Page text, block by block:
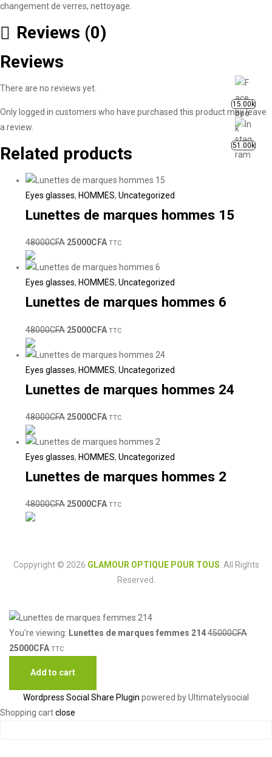
changement de verres, nettoyage.
Reviews (0)
Reviews
There are no reviews yet.
Only logged in customers who have purchased this product may leave
a review.
Related products
Eyes glasses, HOMMES, Uncategorized
Lunettes de marques hommes 15
48000CFA 25000CFA TTC
Eyes glasses, HOMMES, Uncategorized
Lunettes de marques hommes 6
48000CFA 25000CFA TTC
Eyes glasses, HOMMES, Uncategorized
Lunettes de marques hommes 24
48000CFA 25000CFA TTC
Eyes glasses, HOMMES, Uncategorized
Lunettes de marques hommes 2
48000CFA 25000CFA TTC
Coppyright © 2026 GLAMOUR OPTIQUE POUR TOUS. All Rights
Reserved.
You're viewing: Lunettes de marques femmes 21445000CFA
25000CFA TTC
Add to cart
Wordpress Social Share Plugin powered by Ultimatelysocial
15.00k
51.00k
Shopping cartclose